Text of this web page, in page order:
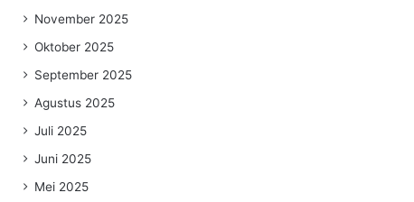
November 2025
Oktober 2025
September 2025
Agustus 2025
Juli 2025
Juni 2025
Mei 2025